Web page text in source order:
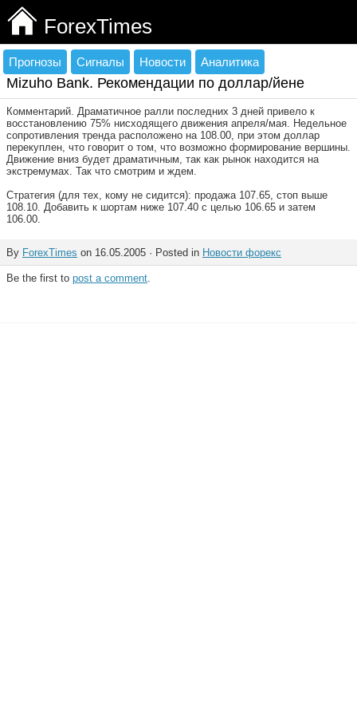
ForexTimes
Прогнозы Сигналы Новости Аналитика
Mizuho Bank. Рекомендации по доллар/йене
Комментарий. Драматичное ралли последних 3 дней привело к
восстановлению 75% нисходящего движения апреля/мая. Недельное
сопротивления тренда расположено на 108.00, при этом доллар
перекуплен, что говорит о том, что возможно формирование вершины.
Движение вниз будет драматичным, так как рынок находится на
экстремумах. Так что смотрим и ждем.
Стратегия (для тех, кому не сидится): продажа 107.65, стоп выше
108.10. Добавить к шортам ниже 107.40 с целью 106.65 и затем
106.00.
By ForexTimes on 16.05.2005 · Posted in Новости форекс
Be the first to post a comment.